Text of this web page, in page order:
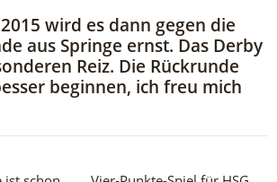
wird es dann gegen die
aus Springe ernst. Das Derby
Reiz. Die Rückrunde
beginnen, ich freu mich